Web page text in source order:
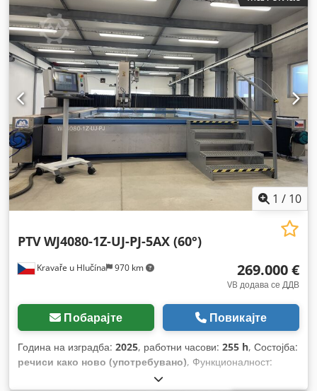
1 / 10
Kravaře u Hlučína 970 km
PTVWJ4080-1Z-UJ-PJ-5AX (60°)
269.000 €
VB додава се ДДВ
Побарајте Повикајте
Година на изградба: 2025, работни часови: 255 h, Состојба:
речиси како ново (употребувано), Функционалност: